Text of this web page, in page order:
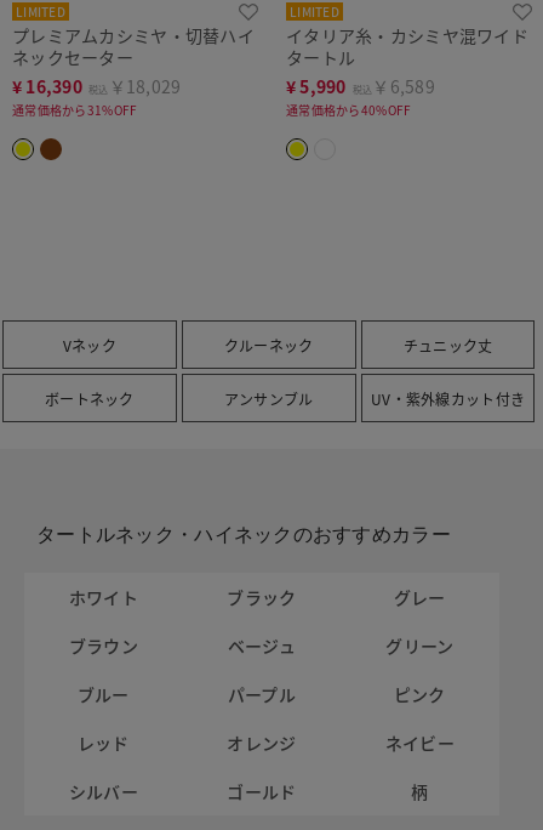
LIMITED
プレミアムカシミヤ・切替ハイ
ネックセーター
¥ 16,390 税込 ￥18,029
通常価格から31%OFF
LIMITED
イタリア糸・カシミヤ混ワイド
タートル
¥5,990 税込 ￥6,589
通常価格から40%OFF
Vネック クルーネック チュニック丈
ボートネック アンサンブル UV・紫外線カット付き
タートルネック・ハイネックのおすすめカラー
ホワイト ブラック
グレー
ブラウン
ベージュ
グリーン
ブルー
パープル
ピンク
レッド
オレンジ
ネイビー
シルバー
ゴールド 柄